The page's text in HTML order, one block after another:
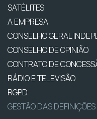
SATÉLITES
A EMPRESA
CONSELHO GERAL
CONSELHO DE OPINIÃO
CONTRATO DE
RÁDIO E TELEVISÃO
RGPD
GESTÃO DAS